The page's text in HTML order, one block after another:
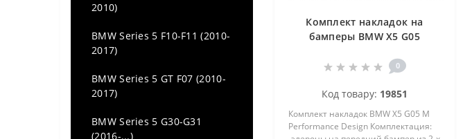
2010)
BMW Series 5 F10-F11 (2010-
2017)
BMW Series 5 GT F07 (2010-
2017)
BMW Series 5 G30-G31
(2016-...)
Комплект накладок на
бамперы BMW X5 G05
0
Код товару: 19851
Комплект накладок BMW X5 G05 M
Performance Design Комплектация: